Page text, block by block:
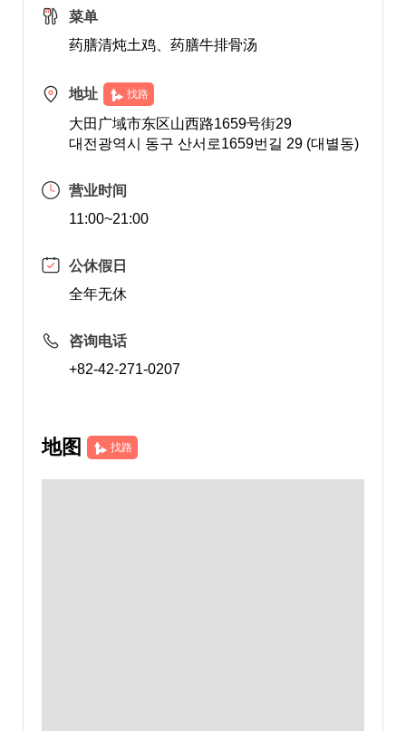
菜单
药膳清炖土鸡、药膳牛排骨汤
地址 找路
大田广域市东区山西路1659号街29
대전광역시 동구 산서로1659번길 29 (대별동)
营业时间
11:00~21:00
公休假日
全年无休
咨询电话
+82-42-271-0207
地图 找路